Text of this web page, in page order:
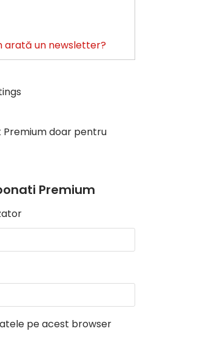
arată un newsletter?
Premium
pe acest browser